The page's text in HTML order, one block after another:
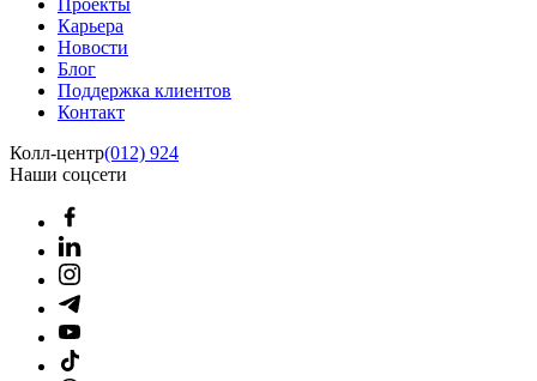
Проекты
Карьера
Новости
Блог
Поддержка клиентов
Контакт
Колл-центр(012) 924
Наши соцсети